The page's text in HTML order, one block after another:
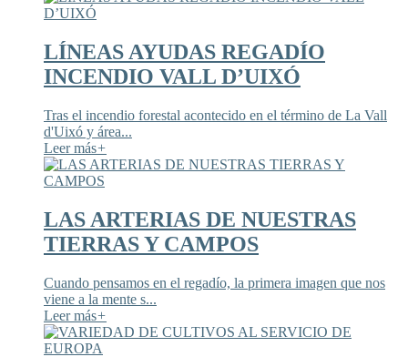
LÍNEAS AYUDAS REGADÍO
INCENDIO VALL D’UIXÓ
Tras el incendio forestal acontecido en el término de La Vall
d'Uixó y área...
Leer más+
LAS ARTERIAS DE NUESTRAS
TIERRAS Y CAMPOS
Cuando pensamos en el regadío, la primera imagen que nos
viene a la mente s...
Leer más+